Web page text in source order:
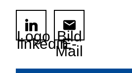
Logo
linkedinBild
E-
Mail